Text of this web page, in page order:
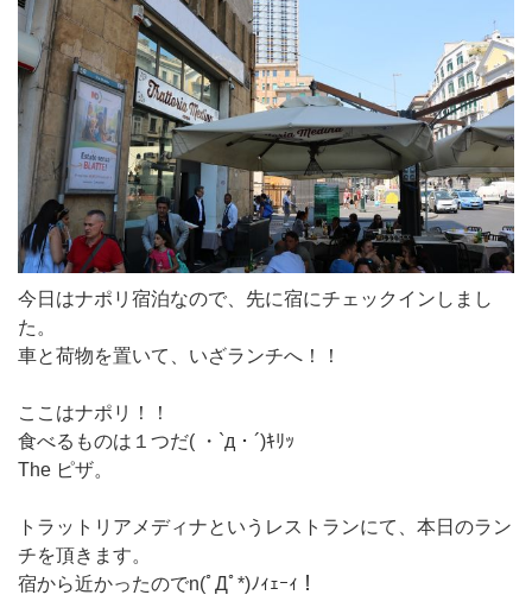
今日はナポリ宿泊なので、先に宿にチェックインしまし
た。
車と荷物を置いて、いざランチへ！！
ここはナポリ！！
食べるものは１つだ( ・`д・´)ｷﾘｯ
The ピザ。
トラットリアメディナというレストランにて、本日のラン
チを頂きます。
宿から近かったのでn(ﾟДﾟ*)ﾉｨｪｰｨ！